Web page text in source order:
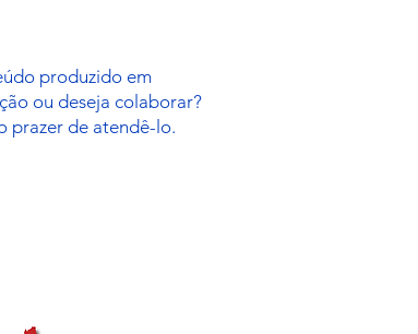
produzido em
ou deseja colaborar?
prazer de atendê-lo.